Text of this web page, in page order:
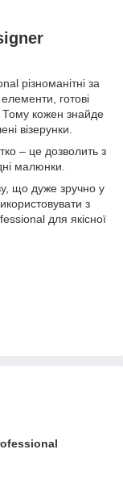
різноманітні за
готові
Тому кожен знайде
візерунки.
– це дозволить з
малюнки.
що дуже зручно у
з
для якісної